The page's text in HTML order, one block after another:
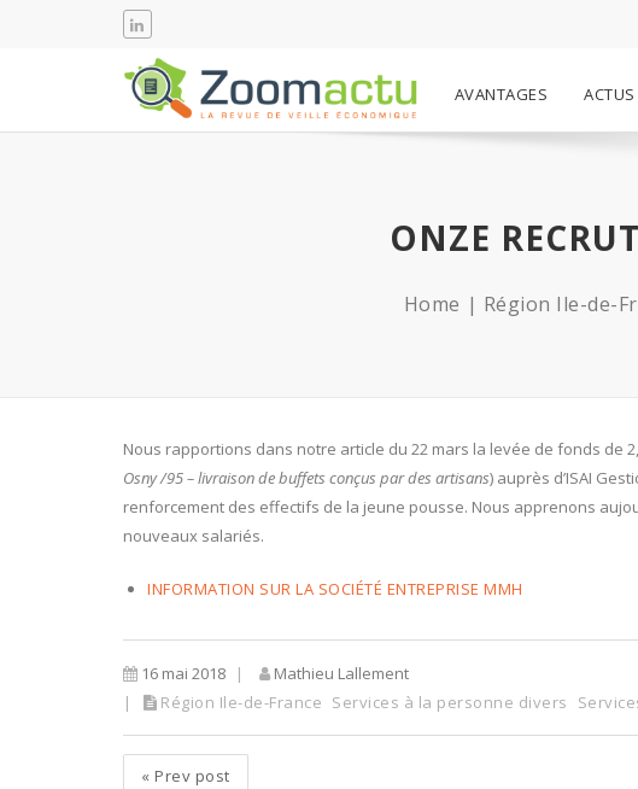
AVANTAGES ACTUS
ONZE
Home Région Ile-de-
Nous rapportions dans notre article du 22 mars la levée de fonds de
Osny /95 – livraison de buffets conçus par des artisans) auprès d’ISAI
renforcement des effectifs de la jeune pousse. Nous apprenons
nouveaux salariés.
INFORMATION SUR LA SOCIÉTÉ ENTREPRISE MMH
16 mai 2018
Mathieu Lallement
Région Ile-de-France Services à la personne divers
« Prev post